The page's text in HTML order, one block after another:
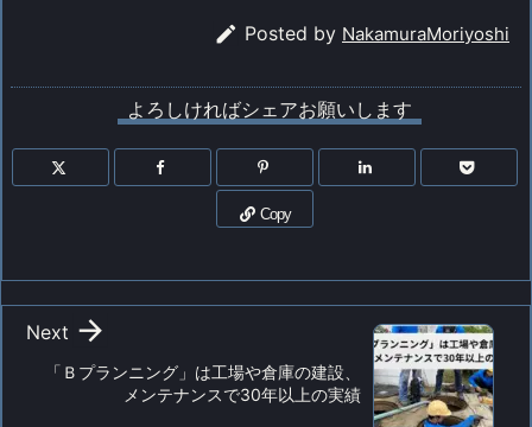
 Posted by NakamuraMoriyoshi
よろしければシェアお願いします
Copy
「Ｂプランニング」は工場や倉庫の建設、
メンテナンスで30年以上の実績

Next